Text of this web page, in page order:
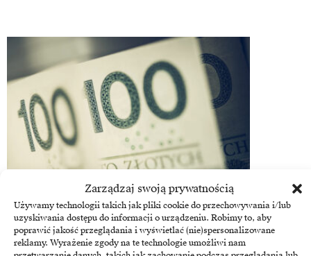
Zarządzaj swoją prywatnością
Używamy technologii takich jak pliki cookie do przechowywania i/lub
uzyskiwania dostępu do informacji o urządzeniu. Robimy to, aby
poprawić jakość przeglądania i wyświetlać (nie)spersonalizowane
reklamy. Wyrażenie zgody na te technologie umożliwi nam
Ekonomia
Złoty łapie oddech. Dlaczego stabilizacja na Bliskim
Wschodzie to paliwo dla polskiej waluty